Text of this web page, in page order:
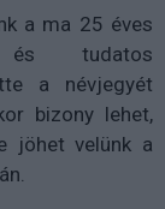
a ma 25 éves
és tudatos
a névjegyét
bizony lehet,
jöhet velünk a